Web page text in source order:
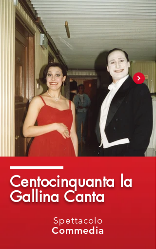
Centocinquanta la
Gallina Canta
Commedia
Spettacolo